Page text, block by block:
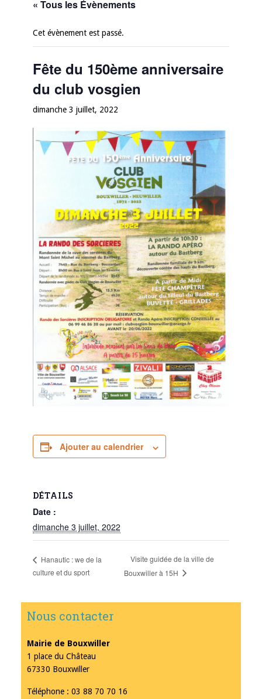
« Tous les Évènements
Cet évènement est passé.
Fête du 150ème anniversaire
du club vosgien
dimanche 3 juillet, 2022
Ajouter au calendrier
DÉTAILS
Date :
dimanche 3 juillet, 2022
Hanautic : we de la
culture et du sport
Visite guidée de la ville de
Bouxwiller à 15H
Nous contacter
Mairie de Bouxwiller
1 place du Château
67330 Bouxwiller
Téléphone : 03 88 70 70 16